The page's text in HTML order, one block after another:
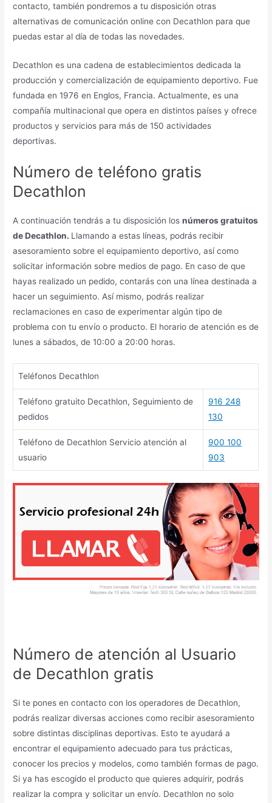
contacto, también pondremos a tu disposición otras
alternativas de comunicación online con Decathlon para que
puedas estar al día de todas las novedades.
Decathlon es una cadena de establecimientos dedicada la
producción y comercialización de equipamiento deportivo. Fue
fundada en 1976 en Englos, Francia. Actualmente, es una
compañía multinacional que opera en distintos países y ofrece
productos y servicios para más de 150 actividades
deportivas.
Número de teléfono gratis
Decathlon
A continuación tendrás a tu disposición losnúmeros gratuitos
de Decathlon. Llamando a estas líneas, podrás recibir
asesoramiento sobre el equipamiento deportivo, así como
solicitar información sobre medios de pago. En caso de que
hayas realizado un pedido, contarás con una línea destinada a
hacer un seguimiento. Así mismo, podrás realizar
reclamaciones en caso de experimentar algún tipo de
problema con tu envío o producto. El horario de atención es de
lunes a sábados, de 10:00 a 20:00 horas.
Teléfonos Decathlon
Teléfono gratuito Decathlon, Seguimiento de
pedidos
916 248
130
Teléfono de Decathlon Servicio atención al
usuario
900 100
903
Número de atención al Usuario
de Decathlon gratis
Si te pones en contacto con los operadores de Decathlon,
podrás realizar diversas acciones como recibir asesoramiento
sobre distintas disciplinas deportivas. Esto te ayudará a
encontrar el equipamiento adecuado para tus prácticas,
conocer los precios y modelos, como también formas de pago.
Si ya has escogido el producto que quieres adquirir, podrás
realizar la compra y solicitar un envío. Decathlon no solo